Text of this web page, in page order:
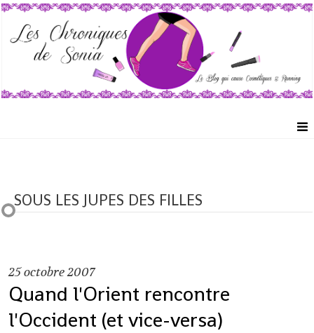
SOUS LES JUPES DES FILLES
25octobre 2007
Quand l'Orient rencontre
l'Occident (et vice-versa)